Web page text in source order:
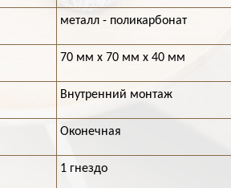
металл - поликарбонат
70 мм х 70 мм х 40 мм
Внутренний монтаж
Оконечная
1 гнездо